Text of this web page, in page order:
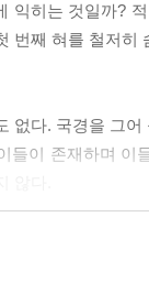
익히는 것일까?
번째 혀를 철저히
없다. 국경을 그
들이 존재하며
구도를 통해 한국